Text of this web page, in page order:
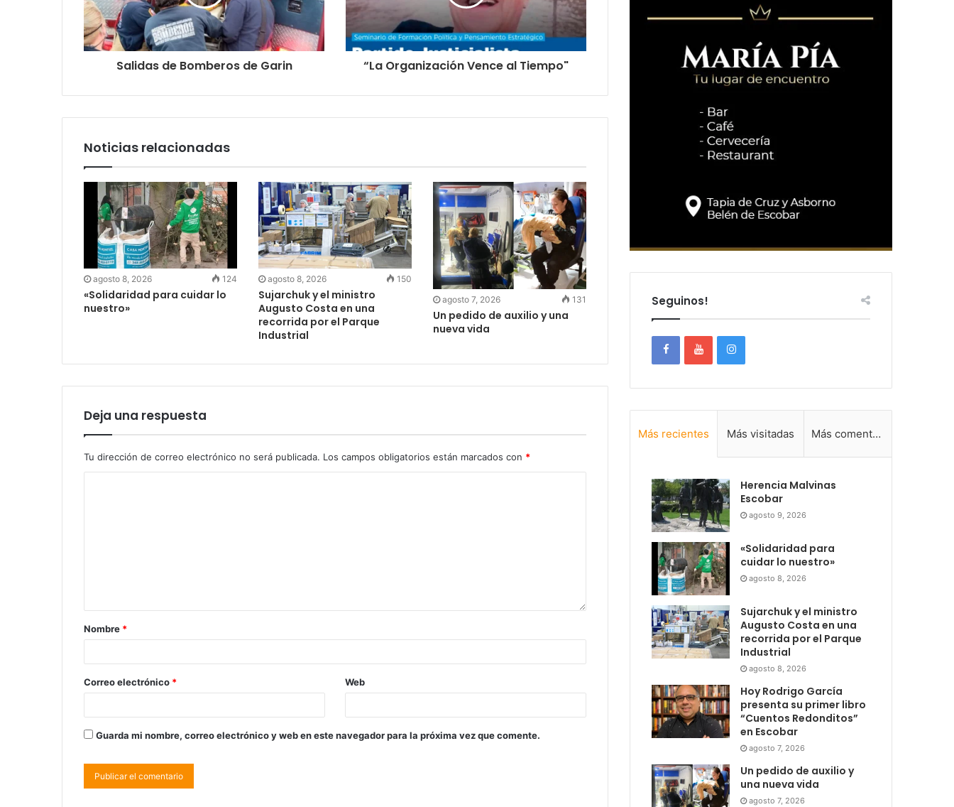
Salidas de Bomberos de Garin “La Organización Vence al Tiempo"
Noticias relacionadas
agosto 8, 2026 124
«Solidaridad para cuidar lo
nuestro»
agosto 8, 2026 150
Sujarchuk y el ministro
Augusto Costa en una
recorrida por el Parque
Industrial
agosto 7, 2026 131
Un pedido de auxilio y una
nueva vida
Deja una respuesta
Tu dirección de correo electrónico no será publicada. Los campos obligatorios están marcados con *
Nombre *
Correo electrónico * Web
Guarda mi nombre, correo electrónico y web en este navegador para la próxima vez que comente.
Seguinos!
Más recientes Más visitadas Más comentadas
Herencia Malvinas
Escobar
agosto 9, 2026
«Solidaridad para
cuidar lo nuestro»
agosto 8, 2026
Sujarchuk y el ministro
Augusto Costa en una
recorrida por el Parque
Industrial
agosto 8, 2026
Hoy Rodrigo García
presenta su primer libro
“Cuentos Redonditos”
en Escobar
agosto 7, 2026
Un pedido de auxilio y
una nueva vida
agosto 7, 2026